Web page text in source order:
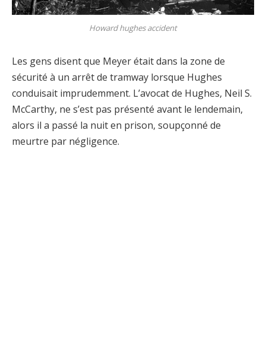
Howard hughes accident
Les gens disent que Meyer était dans la zone de
sécurité à un arrêt de tramway lorsque Hughes
conduisait imprudemment. L’avocat de Hughes, Neil S.
McCarthy, ne s’est pas présenté avant le lendemain,
alors il a passé la nuit en prison, soupçonné de
meurtre par négligence.